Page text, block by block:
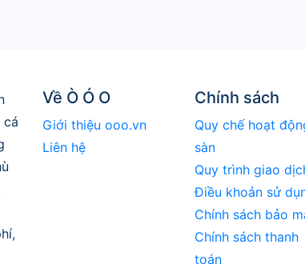
cá
Về Ò Ó O
Giới thiệu ooo.vn
Liên hệ
Chính sách
Quy chế hoạt
sàn
Quy trình giao
Điều khoản sử
Chính sách bảo
Chính sách thanh
toán